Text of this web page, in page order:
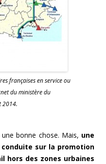
françaises en service ou
du ministère du
2014.
bonne chose. Mais, une
sur la promotion
hors des zones urbaines